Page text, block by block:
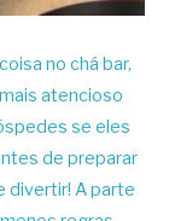
no chá bar,
atencioso
se eles
de preparar
divertir! A parte